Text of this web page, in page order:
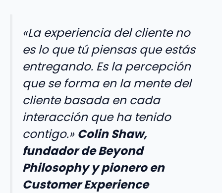
«La experiencia del cliente no
es lo que tú piensas que estás
entregando. Es la percepción
que se forma en la mente del
cliente basada en cada
interacción que ha tenido
contigo.» Colin Shaw,
fundador de Beyond
Philosophy y pionero en
Customer Experience